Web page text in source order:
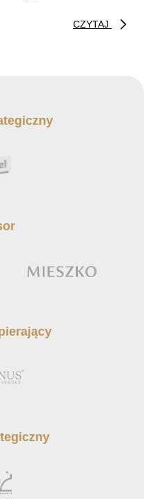
CZYTAJ